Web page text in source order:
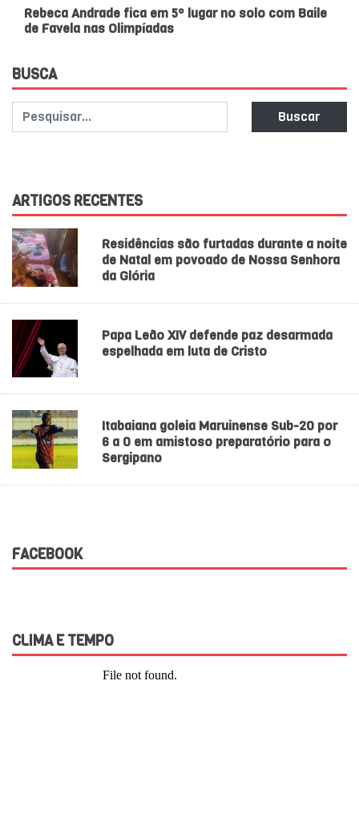
Rebeca Andrade fica em 5º lugar no solo com Baile
de Favela nas Olimpíadas
BUSCA
Buscar
ARTIGOS RECENTES
Residências são furtadas durante a noite
de Natal em povoado de Nossa Senhora
da Glória
Papa Leão XIV defende paz desarmada
espelhada em luta de Cristo
Itabaiana goleia Maruinense Sub-20 por
6 a 0 em amistoso preparatório para o
Sergipano
FACEBOOK
CLIMA E TEMPO